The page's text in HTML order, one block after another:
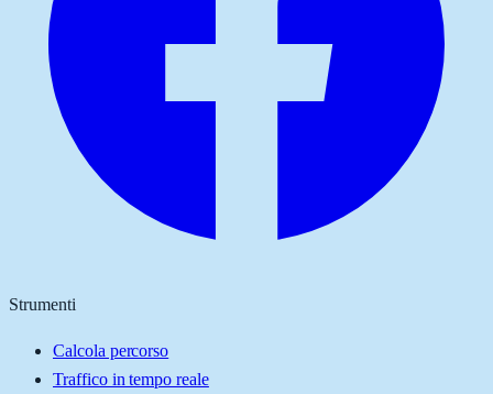
Strumenti
Calcola percorso
Traffico in tempo reale